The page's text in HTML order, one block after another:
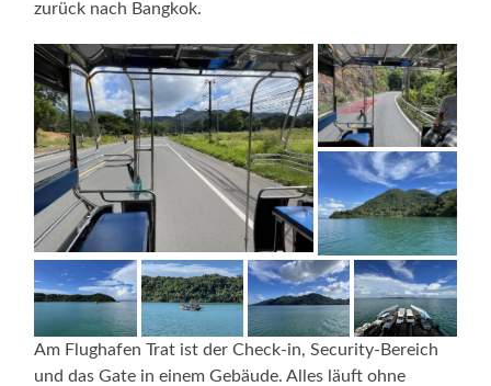
zurück nach Bangkok.
Am Flughafen Trat ist der Check-in, Security-Bereich
und das Gate in einem Gebäude. Alles läuft ohne